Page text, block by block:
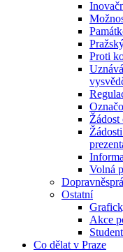
Proti
Volná
Ostatní
Akce
Co dělat v Praze